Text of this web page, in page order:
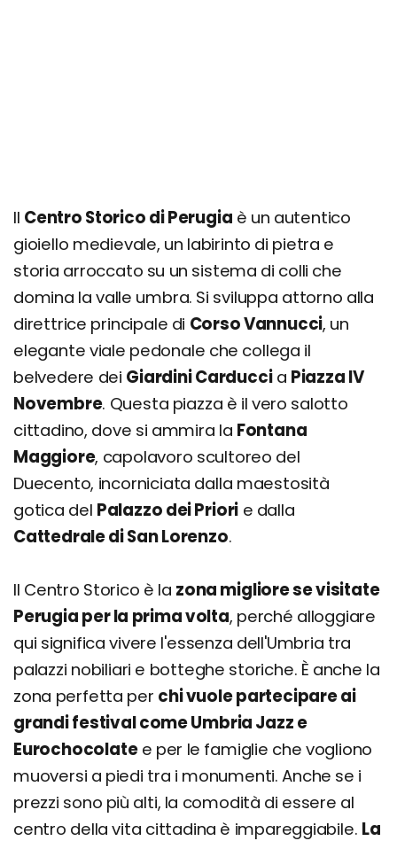
Il Centro Storico di Perugia è un autentico
gioiello medievale, un labirinto di pietra e
storia arroccato su un sistema di colli che
domina la valle umbra. Si sviluppa attorno alla
direttrice principale di Corso Vannucci, un
elegante viale pedonale che collega il
belvedere dei Giardini Carduccia Piazza IV
Novembre. Questa piazza è il vero salotto
cittadino, dove si ammira la Fontana
Maggiore, capolavoro scultoreo del
Duecento, incorniciata dalla maestosità
gotica del Palazzo dei Priori e dalla
Cattedrale di San Lorenzo.
Il Centro Storico è la zona migliore se visitate
Perugia per la prima volta, perché alloggiare
qui significa vivere l'essenza dell'Umbria tra
palazzi nobiliari e botteghe storiche. È anche la
zona perfetta per chi vuole partecipare ai
grandi festival come Umbria Jazz e
Eurochocolatee per le famiglie che vogliono
muoversi a piedi tra i monumenti. Anche se i
prezzi sono più alti, la comodità di essere al
centro della vita cittadina è impareggiabile. La